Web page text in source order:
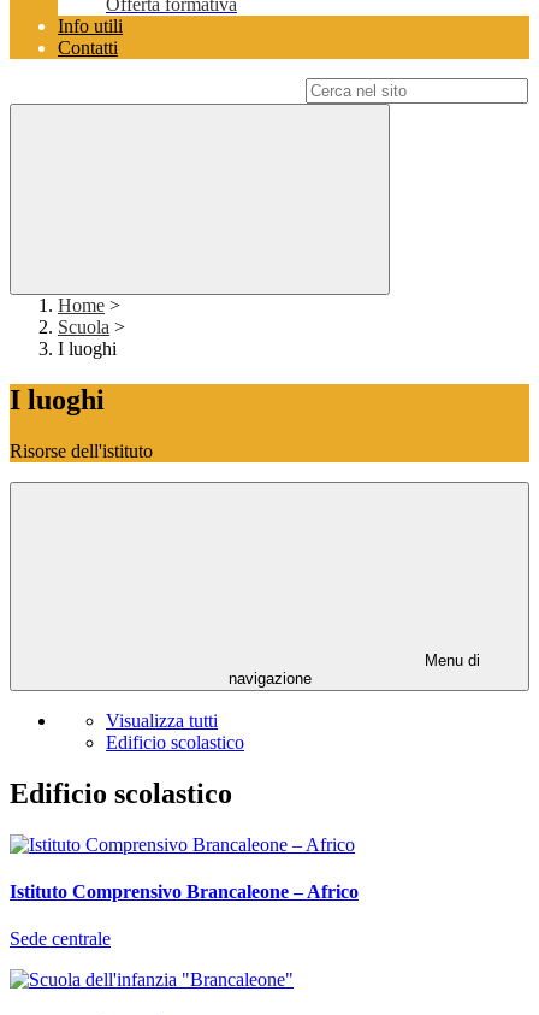
Offerta formativa
Info utili
Contatti
Home >
Scuola >
I luoghi
I luoghi
Risorse dell'istituto
Menu di
navigazione
Visualizza tutti
Edificio scolastico
Edificio scolastico
Istituto Comprensivo Brancaleone – Africo
Sede centrale